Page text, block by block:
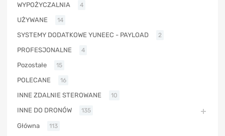
WYPOŻYCZALNIA 4
UŻYWANE 14
SYSTEMY DODATKOWE YUNEEC - PAYLOAD 2
PROFESJONALNE 4
Pozostałe 15
POLECANE 16
INNE ZDALNIE STEROWANE 10
INNE DO DRONÓW 135
Główna 113